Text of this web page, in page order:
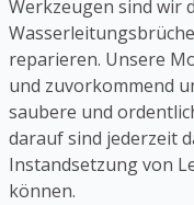
Werkzeugen sind wir
reparieren. Unsere
und zuvorkommend
saubere und
darauf sind jederzeit
Instandsetzung von
können.